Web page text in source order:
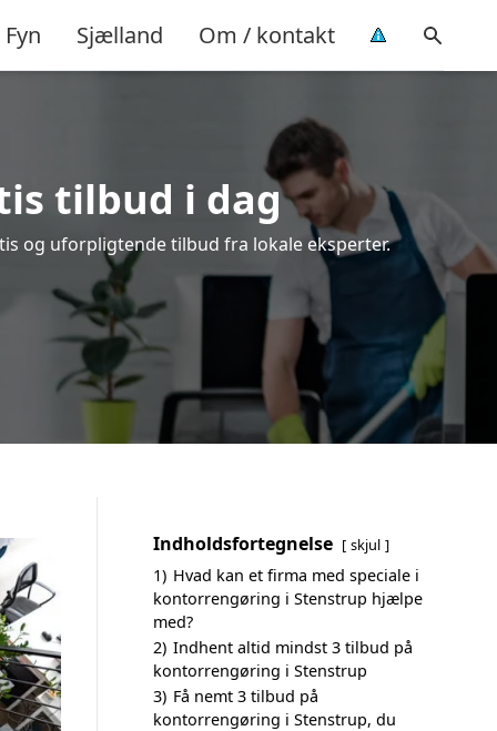
Fyn Sjælland Om / kontakt
tilbud i dag
og uforpligtende tilbud fra lokale eksperter.
Indholdsfortegnelse skjul
1) Hvad kan et firma med speciale i
kontorrengøring i Stenstrup hjælpe
med?
2) Indhent altid mindst 3 tilbud på
kontorrengøring i Stenstrup
3) Få nemt 3 tilbud på
kontorrengøring i Stenstrup, du